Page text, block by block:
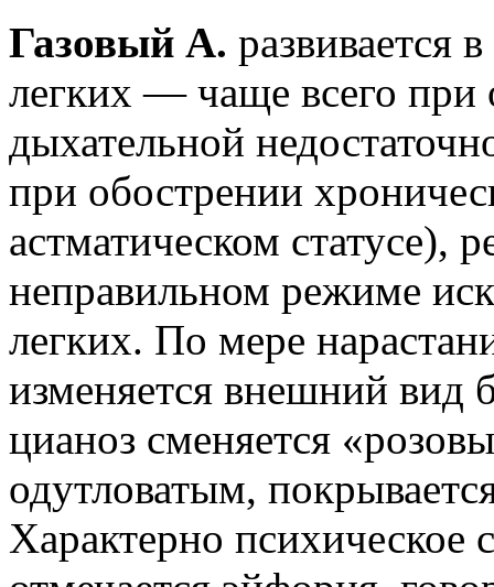
Газовый А. развивается
легких — чаще всего при
дыхательной
при обострении
астматическом статусе),
неправильном режиме
легких. По мере
изменяется внешний вид
цианоз сменяется
одутловатым,
Характерно психическое